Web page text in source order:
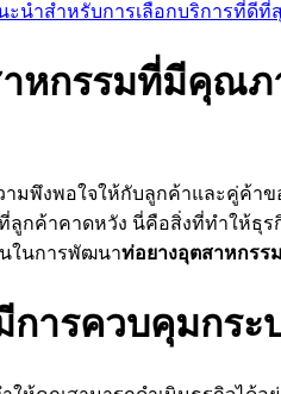
ะนำสำหรับการเลือกบริการที่ดีที่
หกรรมที่มีคุณภ
ามพึงพอใจให้กับลูกค้าและคู่ค้
ค้าคาดหวัง นี่คือสิ่งที่ทำให้ธุร
ในการพัฒนาท่อยางอุตสาหกรรม
ารควบคุมกระ